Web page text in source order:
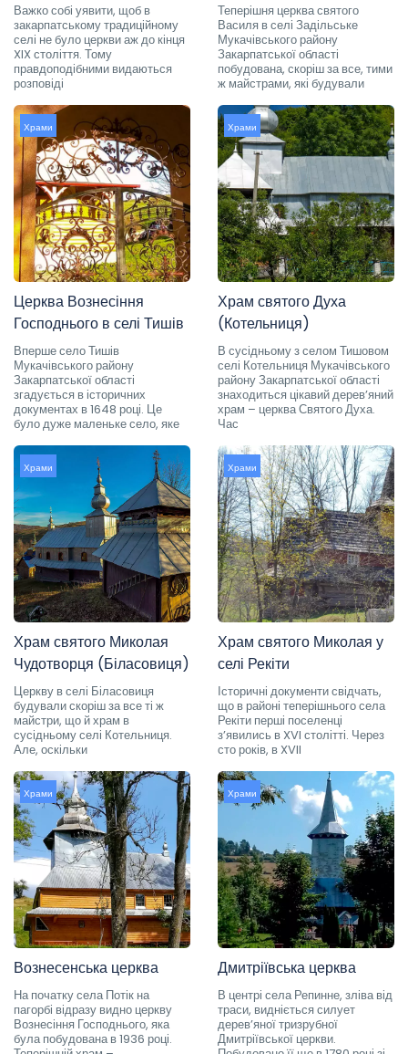
Важко собі уявити, щоб в
закарпатському традиційному
селі не було церкви аж до кінця
XIX століття. Тому
правдоподібними видаються
розповіді
Теперішня церква святого
Василя в селі Задільське
Мукачівського району
Закарпатської області
побудована, скоріш за все, тими
ж майстрами, які будували
Храми
Церква Вознесіння
Господнього в селі Тишів
Вперше село Тишів
Мукачівського району
Закарпатської області
згадується в історичних
документах в 1648 році. Це
було дуже маленьке село, яке
Храми
Храм святого Духа
(Котельниця)
В сусідньому з селом Тишовом
селі Котельниця Мукачівського
району Закарпатської області
знаходиться цікавий дерев’яний
храм – церква Святого Духа.
Час
Храми
Храм святого Миколая
Чудотворця (Біласовиця)
Церкву в селі Біласовиця
будували скоріш за все ті ж
майстри, що й храм в
сусідньому селі Котельниця.
Але, оскільки
Храми
Храм святого Миколая у
селі Рекіти
Історичні документи свідчать,
що в районі теперішнього села
Рекіти перші поселенці
з’явились в XVI столітті. Через
сто років, в XVII
Храми
Вознесенська церква
На початку села Потік на
пагорбі відразу видно церкву
Вознесіння Господнього, яка
була побудована в 1936 році.
Храми
Дмитріївська церква
В центрі села Репинне, зліва від
траси, видніється силует
дерев’яної тризрубної
Дмитріївської церкви.